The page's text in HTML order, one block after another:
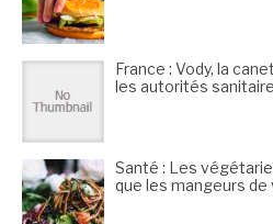
France : Vody, la
les autorités
Santé : Les
que les mangeurs de